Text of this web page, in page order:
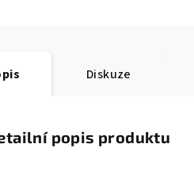
Diskuze
popis produktu